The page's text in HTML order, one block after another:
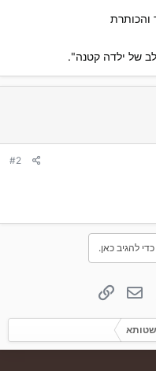
והכותרת
של ילדה קטנה".
#2
להגיב כאן.
WhatsApp
אימייל